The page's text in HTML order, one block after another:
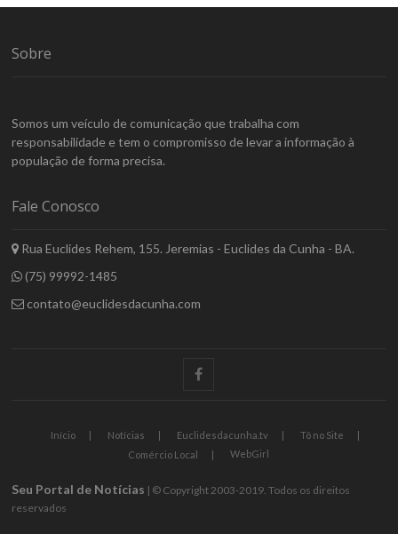
Sobre
Somos um veículo de comunicação que trabalha com
responsabilidade e tem o compromisso de levar a informação à
população de forma precisa.
Fale Conosco
Rua Euclides Rehem, 155. Jeremias - Euclides da Cunha - BA.
(75) 99992-1485
contato@euclidesdacunha.com
facebook
Início Notícias Euclidesdacunha.tv
Tô no Site
Comércio Local
WebGirl
Seu Portal de Notícias | © Copyright 2003-2019. Todos os direitos
reservados